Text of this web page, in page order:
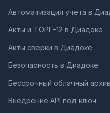
Автоматизация учета в
Акты и ТОРГ-12 в Диадоке
Акты сверки в Диадоке
Безопасность в Диадоке
Бессрочный облачный архив
Внедрение API под ключ